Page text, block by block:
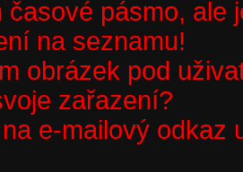
časové pásmo, ale
na seznamu!
obrázek pod
zařazení?
e-mailový odkaz